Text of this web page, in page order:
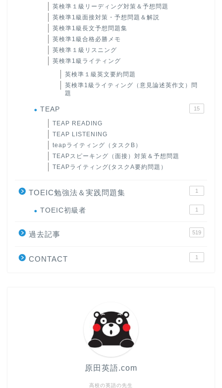
英検準１級リーディング対策＆予想問題
英検準1級面接対策・予想問題＆解説
英検準1級長文予想問題集
英検準1級合格必勝メモ
英検準１級リスニング
英検準1級ライティング
英検準１級英文要約問題
英検準1級ライティング（意見論述英作文）問
題
TEAP 15
TEAP READING
TEAP LISTENING
teapライティング（タスクB）
TEAPスピーキング（面接）対策＆予想問題
TEAPライティング(タスクA要約問題）
TOEIC勉強法＆実践問題集 1
TOEIC初級者 1
過去記事 519
CONTACT 1
高校の英語の先生
原田英語.com
大学入試英語対策講座
英語名言・格言・カッコい
い英語＆素敵な英文フレー